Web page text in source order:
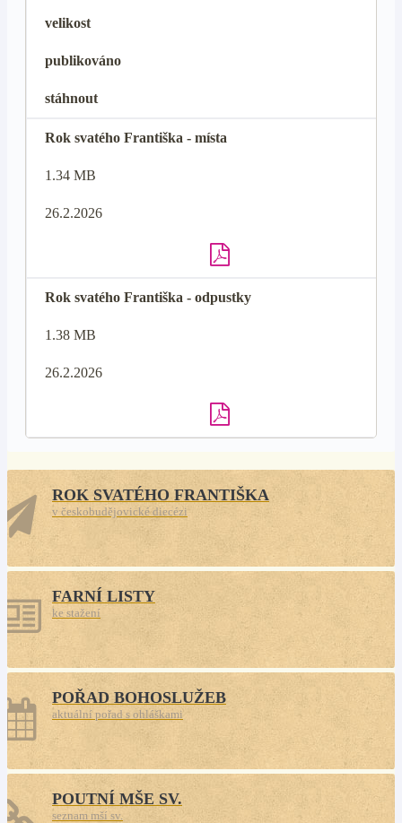
velikost
publikováno
stáhnout
Rok svatého Františka - místa
1.34 MB
26.2.2026
Rok svatého Františka - odpustky
1.38 MB
26.2.2026
ROK SVATÉHO FRANTIŠKA
v českobudějovické diecézi
FARNÍ LISTY
ke stažení
POŘAD BOHOSLUŽEB
aktuální pořad s ohláškami
POUTNÍ MŠE SV.
seznam mší sv.